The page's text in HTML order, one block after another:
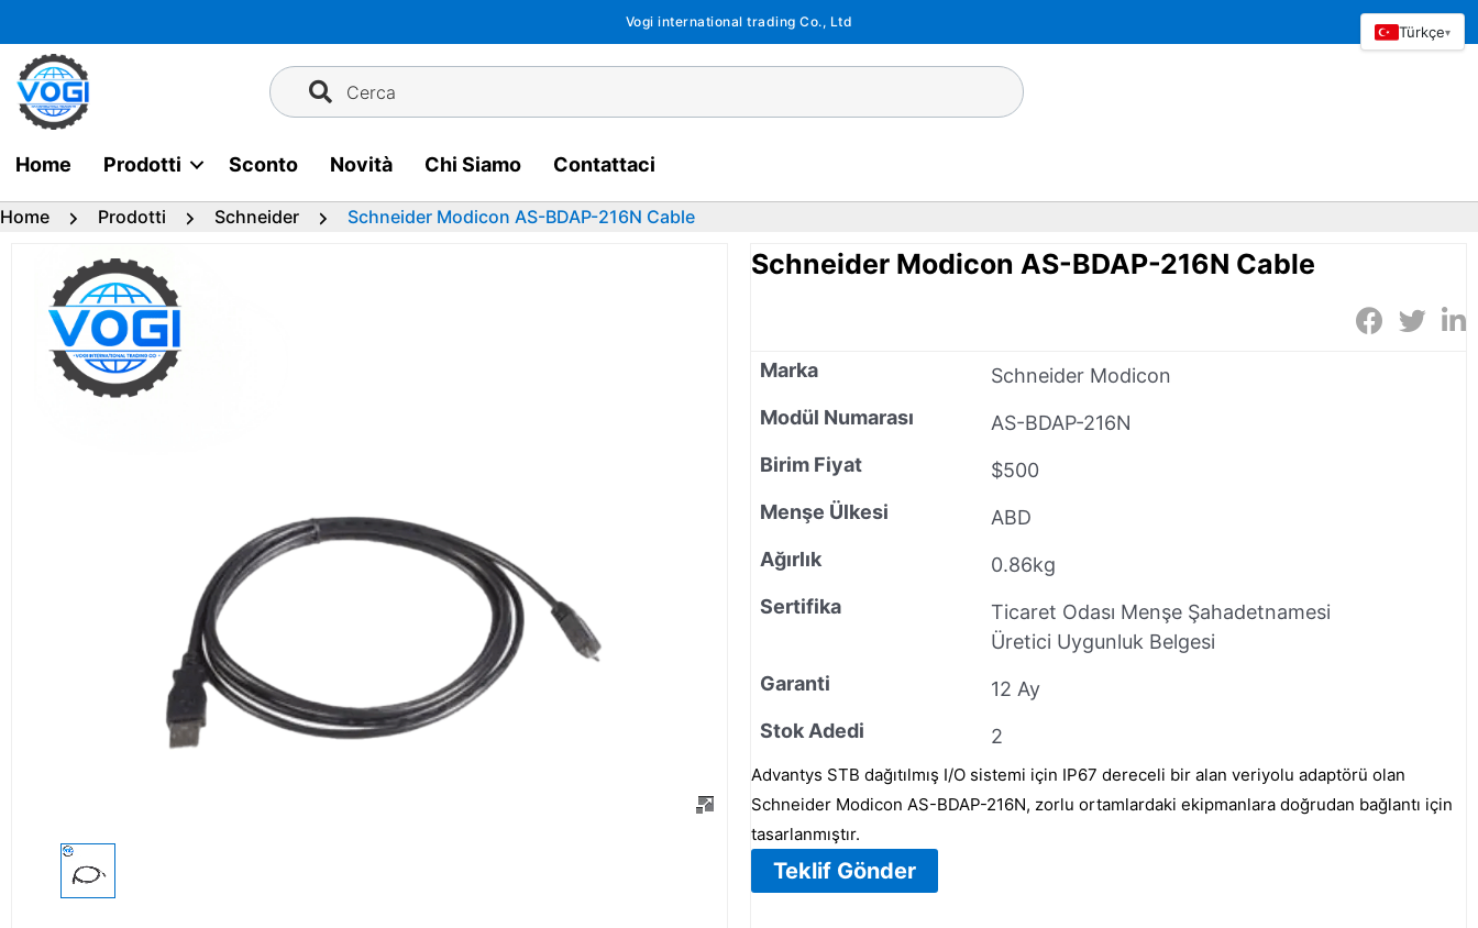
al
contenuto
Vogi international trading Co., Ltd
Cerca
Home Prodotti Sconto Novità Chi Siamo Contattaci
Home Prodotti Schneider Schneider Modicon AS-BDAP-216N Cable
Schneider Modicon AS-BDAP-216N Cable
Marka
Schneider Modicon
Modül Numarası
AS-BDAP-216N
Birim Fiyat
$500
Menşe Ülkesi
ABD
Ağırlık
0.86kg
Sertifika
Ticaret Odası Menşe Şahadetnamesi
Üretici Uygunluk Belgesi
Garanti
12 Ay
Stok Adedi
2
Advantys STB dağıtılmış I/O sistemi için IP67 dereceli bir alan veriyolu adaptörü olan
Schneider Modicon AS-BDAP-216N, zorlu ortamlardaki ekipmanlara doğrudan bağlantı için
tasarlanmıştır.
Teklif Gönder
Türkçe▾